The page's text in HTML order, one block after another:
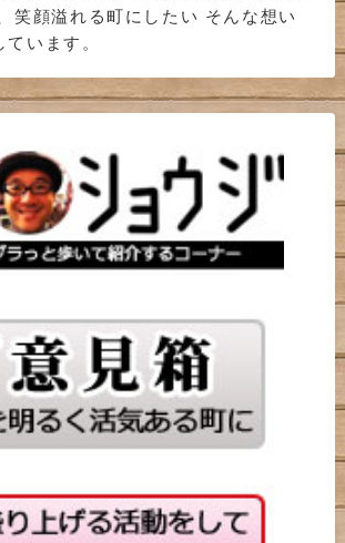
笑顔溢れる町にしたい そんな想い
います。